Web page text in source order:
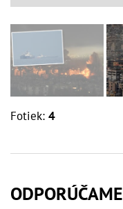
Fotiek: 4
ODPORÚČAME